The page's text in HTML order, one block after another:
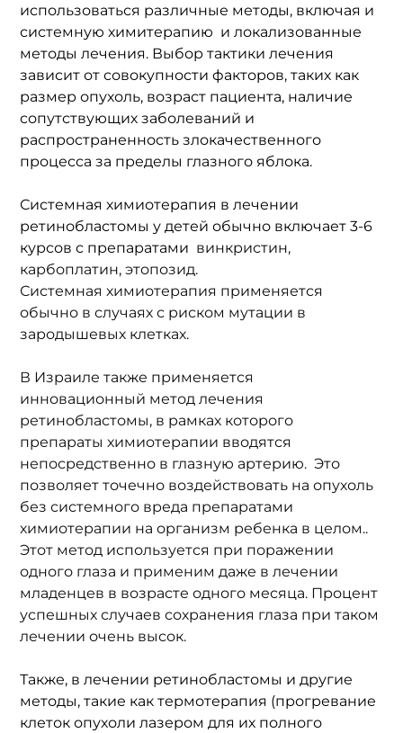
использоваться различные методы, включая и
системную химитерапию  и локализованные
методы лечения. Выбор тактики лечения
зависит от совокупности факторов, таких как
размер опухоль, возраст пациента, наличие
сопутствующих заболеваний и
распространенность злокачественного
процесса за пределы глазного яблока.
Системная химиотерапия в лечении
ретинобластомы у детей обычно включает 3-6
курсов с препаратами винкристин,
карбоплатин, этопозид.
Системная химиотерапия применяется
обычно в случаях с риском мутации в
зародышевых клетках.
В Израиле также применяется
инновационный метод лечения
ретинобластомы, в рамках которого
препараты химиотерапии вводятся
непосредственно в глазную артерию.  Это
позволяет точечно воздействовать на опухоль
без системного вреда препаратами
химиотерапии на организм ребенка в целом..
Этот метод используется при поражении
одного глаза и применим даже в лечении
младенцев в возрасте одного месяца. Процент
успешных случаев сохранения глаза при таком
лечении очень высок.
Также, в лечении ретинобластомы и другие
методы, такие как термотерапия (прогревание
клеток опухоли лазером для их полного